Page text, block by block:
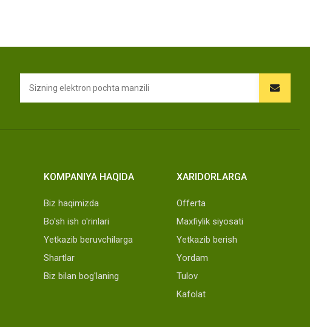
KOMPANIYA HAQIDA
Biz haqimizda
Bo'sh ish o'rinlari
Yetkazib beruvchilarga
Shartlar
Biz bilan bog'laning
XARIDORLARGA
Offerta
Maxfiylik siyosati
Yetkazib berish
Yordam
Tulov
Kafolat